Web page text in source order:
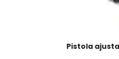
Pistola